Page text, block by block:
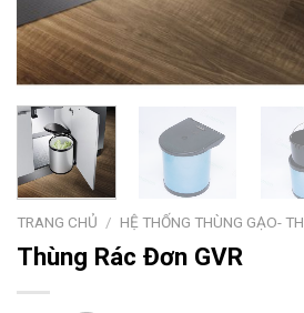
TRANG CHỦ / HỆ THỐNG THÙNG GẠO-
Thùng Rác Đơn GVR